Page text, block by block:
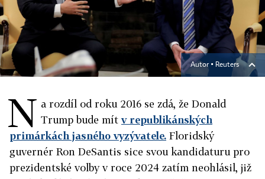
Autor ▪ Reuters
N a rozdíl od roku 2016 se zdá, že Donald
Trump bude mítv republikánských
primárkách jasného vyzývatele. Floridský
guvernér Ron DeSantis sice svou kandidaturu pro
prezidentské volby v roce 2024 zatím neohlásil, již